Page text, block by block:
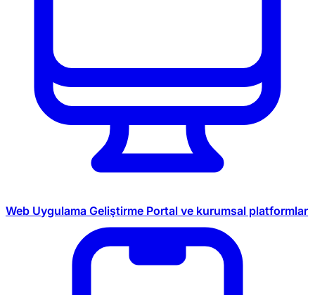
Web Uygulama Geliştirme Portal ve kurumsal platformlar